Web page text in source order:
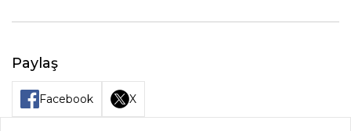
Paylaş
Facebook X